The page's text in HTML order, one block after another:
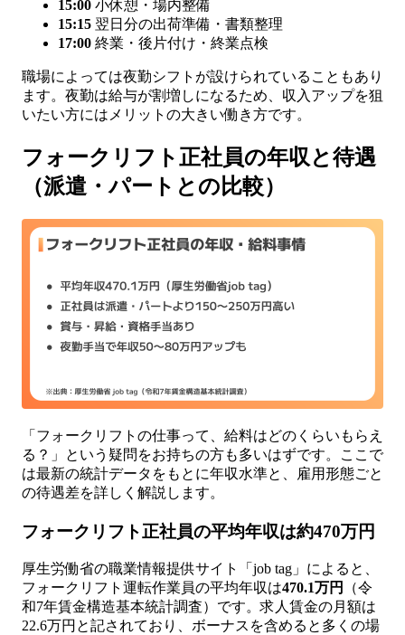
15:00 小休憩・場内整備
15:15 翌日分の出荷準備・書類整理
17:00 終業・後片付け・終業点検
職場によっては夜勤シフトが設けられていることもあり
ます。夜勤は給与が割増しになるため、収入アップを狙
いたい方にはメリットの大きい働き方です。
フォークリフト正社員の年収と待遇
（派遣・パートとの比較）
「フォークリフトの仕事って、給料はどのくらいもらえ
る？」という疑問をお持ちの方も多いはずです。ここで
は最新の統計データをもとに年収水準と、雇用形態ごと
の待遇差を詳しく解説します。
フォークリフト正社員の平均年収は約470万円
厚生労働省の職業情報提供サイト「job tag」によると、
フォークリフト運転作業員の平均年収は470.1万円
（令
和7年賃金構造基本統計調査）です。求人賃金の月額は
22.6万円と記されており、ボーナスを含めると多くの場